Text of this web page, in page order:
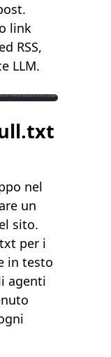
link
RSS,
LLM.
nel
un
sito.
per i
in testo
agenti